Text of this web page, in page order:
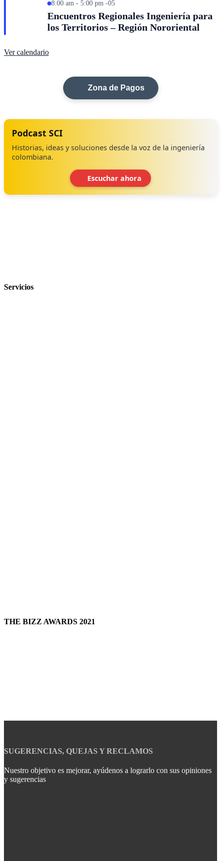
8:00 am - 5:00 pm -05
Encuentros Regionales Ingeniería para
los Territorios – Región Nororiental
Ver calendario
Zona de Pagos
Podcast SCI
Historias, ideas y soluciones desde la voz de la ingeniería
colombiana.
Escuchar ahora
Servicios
THE BIZZ AWARDS 2021
SUGERENCIAS, QUEJAS Y RECLAMOS
Nuestro objetivo es mejorar, ayúdenos a lograrlo con sus opiniones
y sugerencias